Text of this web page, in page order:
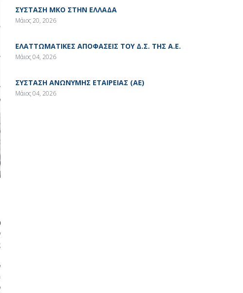
ΣΥΣΤΑΣΗ ΜΚΟ ΣΤΗΝ ΕΛΛΑΔΑ
Μάιος 20, 2026
ΕΛΑΤΤΩΜΑΤΙΚΕΣ ΑΠΟΦΑΣΕΙΣ ΤΟΥ Δ.Σ. ΤΗΣ Α.Ε.
Μάιος 04, 2026
ΣΥΣΤΑΣΗ ΑΝΩΝΥΜΗΣ ΕΤΑΙΡΕΙΑΣ (ΑΕ)
Μάιος 04, 2026